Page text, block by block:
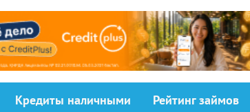
Кредиты наличными Рейтинг займов